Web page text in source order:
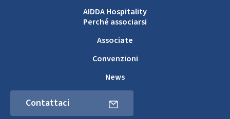
AIDDA Hospitality
Perché associarsi
Associate
Convenzioni
News
Contattaci